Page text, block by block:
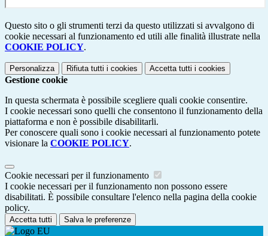
Questo sito o gli strumenti terzi da questo utilizzati si avvalgono di
cookie necessari al funzionamento ed utili alle finalità illustrate nella
COOKIE POLICY.
Personalizza Rifiuta tutti i cookies Accetta tutti i cookies
Gestione cookie
In questa schermata è possibile scegliere quali cookie consentire.
I cookie necessari sono quelli che consentono il funzionamento della
piattaforma e non è possibile disabilitarli.
Per conoscere quali sono i cookie necessari al funzionamento potete
visionare la COOKIE POLICY.
Cookie necessari per il funzionamento
I cookie necessari per il funzionamento non possono essere
disabilitati. È possibile consultare l'elenco nella pagina della cookie
policy.
Accetta tutti Salva le preferenze